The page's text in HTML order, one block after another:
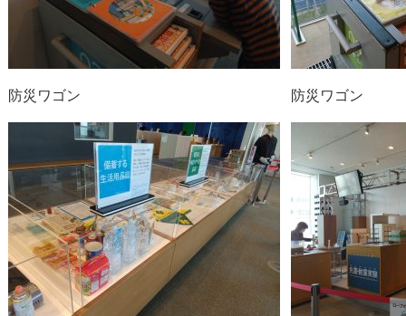
防災ワゴン 防災ワゴン